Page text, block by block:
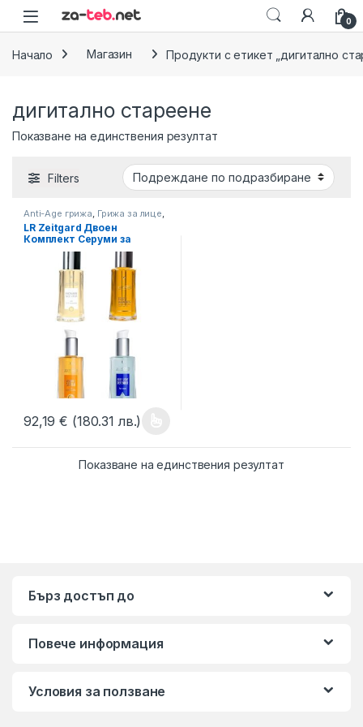
Skip to navigation
Skip to content
0
Начало Магазин Продукти с етикет „дигитално
дигитално стареене
Показване на единствения резултат
Filters
Anti-Age грижа Грижа за лице
Почистване на лице
LR Zeitgard Двоен
Комплект Серуми за
Специална Грижа за
Кожата, Свободен избор
92,19€ (180.31 лв.)
This product has multiple variants. The options may be chosen
Показване на единствения резултат
Бърз достъп до
Повече информация
Условия за ползване